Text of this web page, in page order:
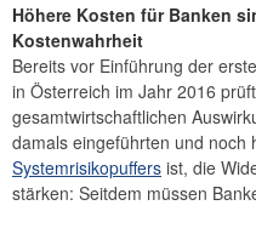
Höhere Kosten für Banken
Kostenwahrheit
Bereits vor Einführung der
in Österreich im Jahr 2016
gesamtwirtschaftlichen
damals eingeführten und noch
Systemrisikopuffers ist, die
stärken: Seitdem müssen